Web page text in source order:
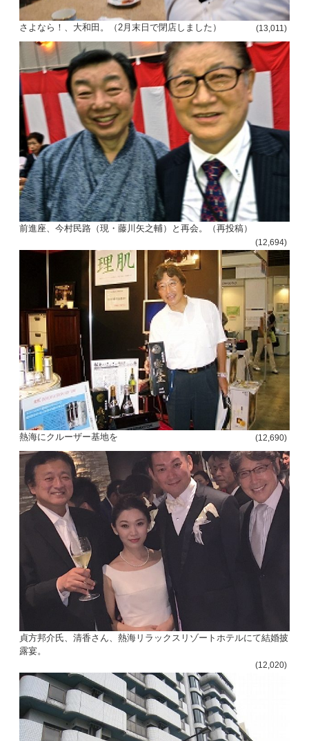
さよなら！、大和田。（2月末日で閉店しました） (13,011)
前進座、今村民路（現・藤川矢之輔）と再会。（再投稿）
(12,694)
熱海にクルーザー基地を (12,690)
貞方邦介氏、清香さん、熱海リラックスリゾートホテルにて結婚披
露宴。
(12,020)